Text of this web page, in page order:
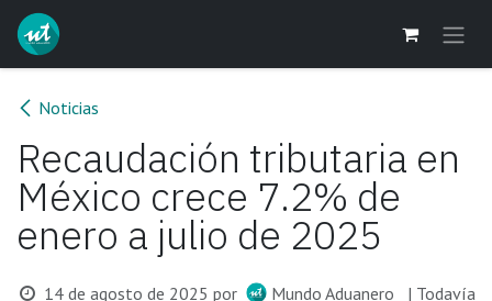
Ir al contenido
Noticias
Recaudación tributaria en
México crece 7.2% de
enero a julio de 2025
14 de agosto de 2025 por Mundo Aduanero
| Todavía